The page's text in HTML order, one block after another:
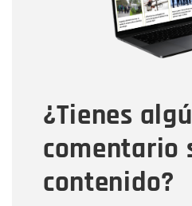
¿Tienes
comentario
contenido?
Tipo de comentario
Mensaje